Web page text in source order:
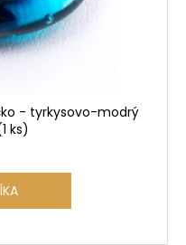
- tyrkysovo-modrý
ks)